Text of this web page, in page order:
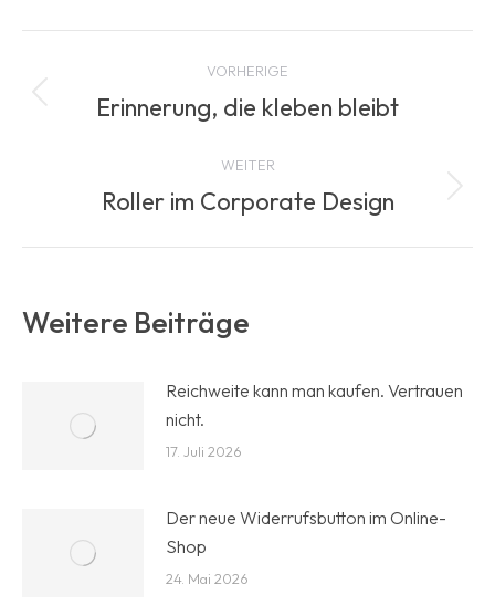
VORHERIGE
Vorheriger
Erinnerung, die kleben bleibt
WEITER
Nächster
Roller im Corporate Design
Weitere Beiträge
Reichweite kann man kaufen. Vertrauen
nicht.
17. Juli 2026
Der neue Widerrufsbutton im Online-
Shop
24. Mai 2026